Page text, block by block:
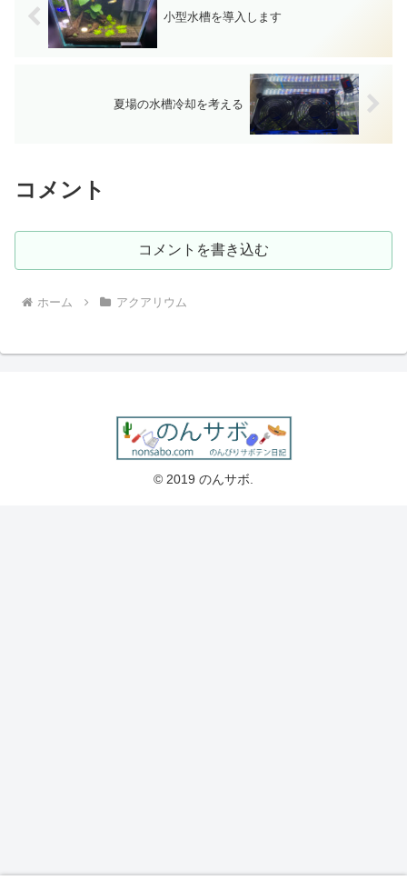
小型水槽を導入します
夏場の水槽冷却を考える
コメント
コメントを書き込む
ホーム アクアリウム
© 2019 のんサボ.